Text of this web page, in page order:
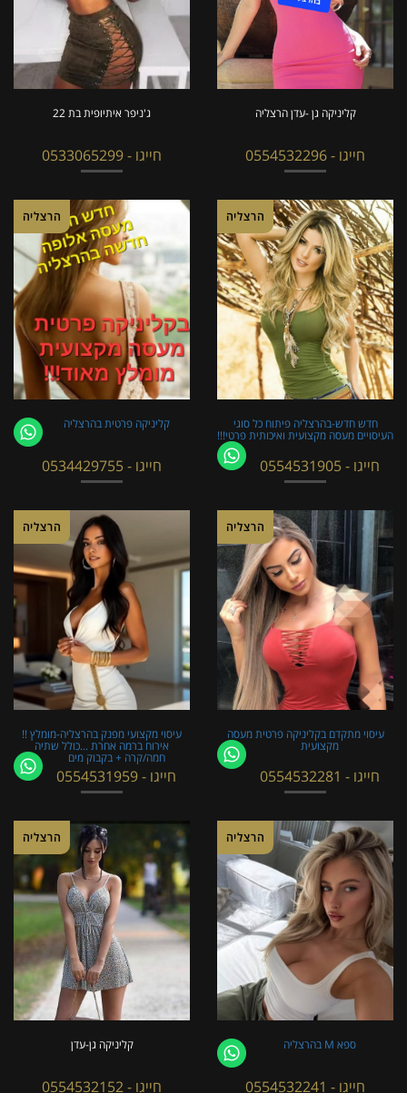
ג'ניפר איתיופית בת 22
חייגו - 0533065299
קליניקה גן -עדן הרצליה
חייגו - 0554532296
הרצליה
קליניקה פרטית בהרצליה
חייגו - 0534429755
הרצליה
חדש חדש-בהרצליה פיתוח כל סוגי
העיסויים מעסה מקצועית ואיכותית פרטי!!!
חייגו - 0554531905
הרצליה
עיסוי מקצועי מפנק בהרצליה-מומלץ !!
אירוח ברמה אחרת ...כולל שתיה
חמה/קרה + בקבוק מים
חייגו - 0554531959
הרצליה
עיסוי מתקדם בקליניקה פרטית מעסה
מקצועית
חייגו - 0554532281
הרצליה
קליניקה גן-עדן
חייגו - 0554532152
הרצליה
ספא M בהרצליה
חייגו - 0554532241